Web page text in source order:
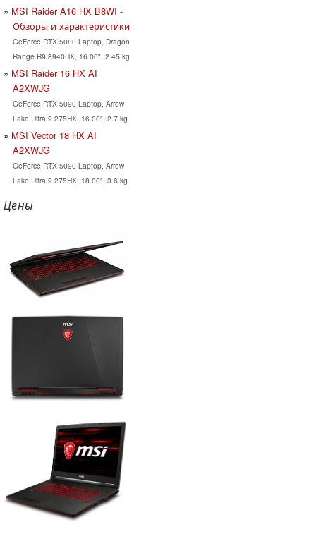
MSI Raider A16 HX B8WI -
Обзоры и характеристики
GeForce RTX 5080 Laptop, Dragon
Range R9 8940HX, 16.00", 2.45 kg
MSI Raider 16 HX AI
A2XWJG
GeForce RTX 5090 Laptop, Arrow
Lake Ultra 9 275HX, 16.00", 2.7 kg
MSI Vector 18 HX AI
A2XWJG
GeForce RTX 5090 Laptop, Arrow
Lake Ultra 9 275HX, 18.00", 3.6 kg
Цены